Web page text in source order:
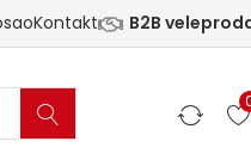
Kontakt B2B